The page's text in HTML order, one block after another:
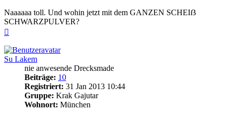
Naaaaaa toll. Und wohin jetzt mit dem GANZEN SCHEIẞ
SCHWARZPULVER?
Su Lakem
nie anwesende Drecksmade
Beiträge: 10
Registriert: 31 Jan 2013 10:44
Gruppe: Krak Gajutar
Wohnort: München